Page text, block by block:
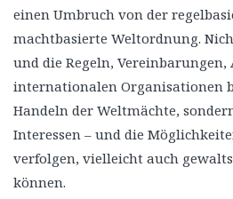
einen Umbruch von der
machtbasierte Weltordnung.
und die Regeln, Vereinbarungen,
internationalen Organisationen
Handeln der Weltmächte,
Interessen – und die
verfolgen, vielleicht auch
können.